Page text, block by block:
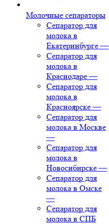
Молочные сепараторы
Сепаратор для
молока в
Екатеринбурге —
Сепаратор для
молока в
Краснодаре —
Сепаратор для
молока в
Красноярске —
Сепаратор для
молока в Москве
—
Сепаратор для
молока в
Новосибирске —
Сепаратор для
молока в Омске
—
Сепаратор для
молока в СПБ